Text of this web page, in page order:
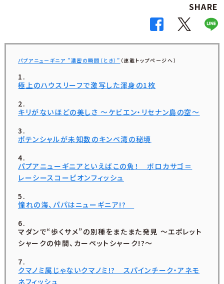
SHARE
パプアニューギニア ”濃密の瞬間（とき）” （連載トップページへ）
極上のハウスリーフで激写した渾身の1枚
キリがないほどの美しさ ～ケビエン・リセナン島の空～
ポテンシャルが未知数のキンベ湾の秘境
パプアニューギニアといえばこの魚！ ボロカサゴ＝
レーシースコーピオンフィッシュ
憧れの海、パパはニューギニア!?
マダンで“歩くサメ”の別種をまたまた発見 ～エポレット
シャークの仲間、カーペットシャーク!?～
クマノミ属じゃないクマノミ!? スパインチーク・アネモ
ネフィッシュ